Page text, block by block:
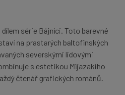
série Bájníci. Toto barevné
na prastarých baltofinských
severskými lidovými
s estetikou Mijazakiho
čtenář grafických románů.